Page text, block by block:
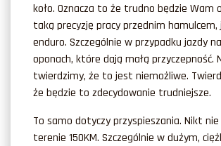
koło. Oznacza to że trudno będzie Wam
taką precyzję pracy przednim hamulcem,
enduro. Szczególnie w przypadku jazdy
oponach, które dają małą przyczepność.
twierdzimy, że to jest niemożliwe.
że będzie to zdecydowanie trudniejsze.
To samo dotyczy przyspieszania. Nikt
terenie 150KM. Szczególnie w dużym,